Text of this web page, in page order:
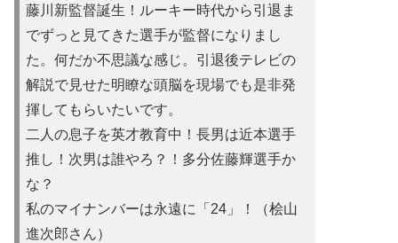
藤川新監督誕生！ルーキー時代から引退ま
でずっと見てきた選手が監督になりまし
た。何だか不思議な感じ。引退後テレビの
解説で見せた明瞭な頭脳を現場でも是非発
揮してもらいたいです。
二人の息子を英才教育中！長男は近本選手
推し！次男は誰やろ？！多分佐藤輝選手か
な？
私のマイナンバーは永遠に「24」！（桧山
進次郎さん）